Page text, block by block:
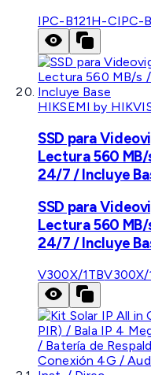
IPC-B121H-CIPC-
HIKSEMI by
SSD para
Lectura 560
24/7 / Incluye
SSD para
Lectura 560
24/7 / Incluye
V300X/1TBV300X/